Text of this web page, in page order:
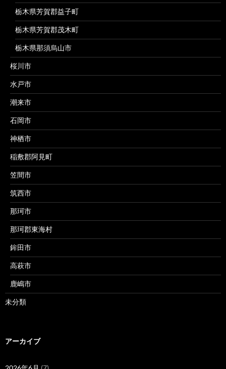
栃木県芳賀郡益子町
栃木県芳賀郡茂木町
栃木県那須烏山市
桜川市
水戸市
潮来市
石岡市
神栖市
稲敷郡阿見町
笠間市
筑西市
那珂市
那珂郡東海村
鉾田市
高萩市
鹿嶋市
未分類
アーカイブ